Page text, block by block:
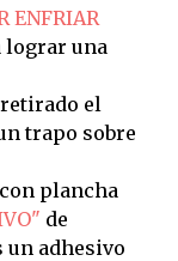
ENFRIAR
lograr una
el
trapo sobre
plancha
de
adhesivo